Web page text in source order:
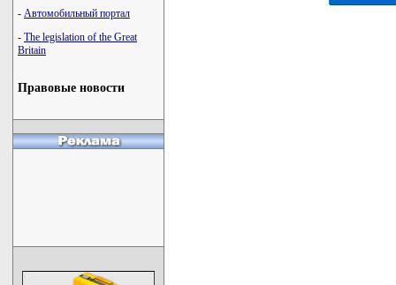
- Автомобильный портал
- The legislation of the Great
Britain
Правовые новости